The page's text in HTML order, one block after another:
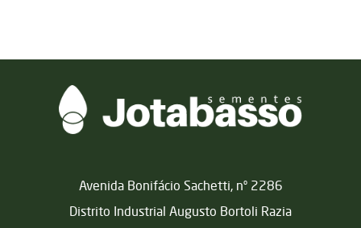
Matriz
Avenida Bonifácio Sachetti, nº 2286
Distrito Industrial Augusto Bortoli Razia